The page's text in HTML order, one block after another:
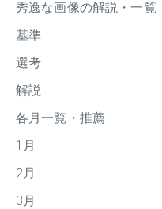
秀逸な画像の解説・一覧
基準
選考
解説
各月一覧・推薦
1月
2月
3月